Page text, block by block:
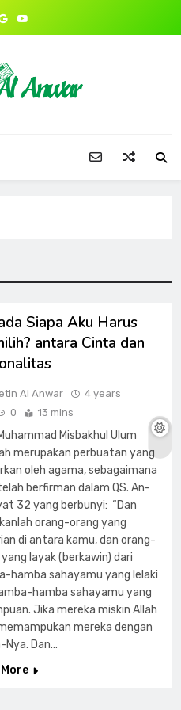
Siapa Aku Harus
antara Cinta dan
Al Anwar
4 years
0 13 mins
Misbakhul Ulum
merupakan perbuatan yang
oleh agama, sebagaimana
berfirman dalam QS. An-
32 yang berbunyi: “Dan
orang-orang yang
di antara kamu, dan orang-
layak (berkawin) dari
hamba sahayamu yang lelaki
hamba sahayamu yang
Jika mereka miskin Allah
mereka dengan
Nya. Dan…